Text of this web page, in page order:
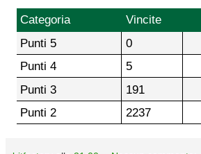
Categoria Vincite
Punti 5
0
Punti 4
5
Punti 3
191
Punti 2
2237